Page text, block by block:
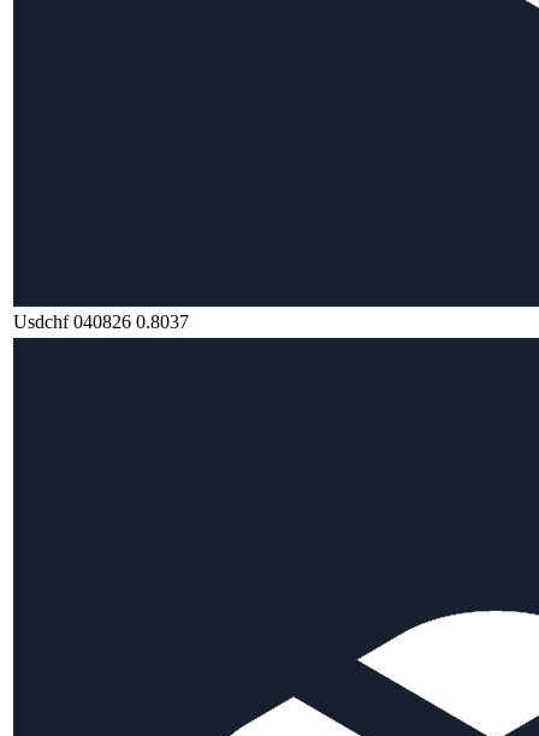
Usdchf 040826 0.8037